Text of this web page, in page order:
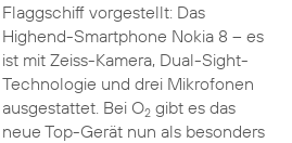
Flaggschiff vorgestellt: Das
Highend-Smartphone Nokia 8 – es
ist mit Zeiss-Kamera, Dual-Sight-
Technologie und drei Mikrofonen
ausgestattet. Bei O2gibt es das
neue Top-Gerät nun als besonders